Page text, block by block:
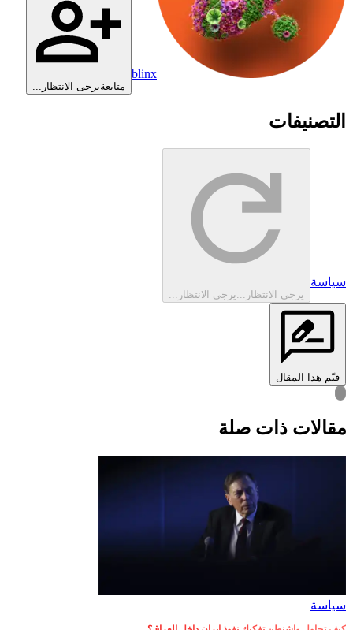
blinx
متابعةيرجى الانتظار...
التصنيفات
سياسة
يرجى الانتظار... يرجى الانتظار...
قيّم هذا المقال
مقالات ذات صلة
سياسة